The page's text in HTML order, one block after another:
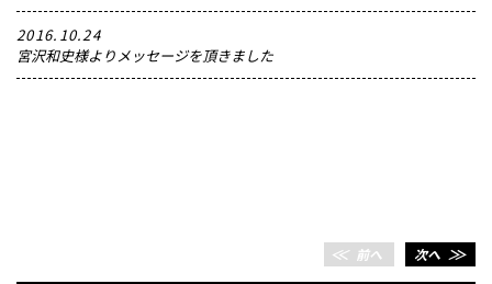
2016.10.24
宮沢和史様よりメッセージを頂きました
＜＜前へ 次へ＞＞